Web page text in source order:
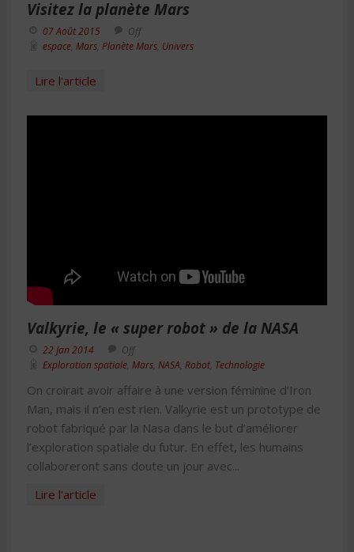
Visitez la planète Mars
07 Août 2015
Off
espace Mars Planète Mars Univers
Lire l'article
Valkyrie, le « super robot » de la NASA
22 Jan 2014
Off
Exploration spatiale Mars NASA Robot Technologie
On croirait avoir affaire à une version féminine d’Iron
Man, mais il n’en est rien. Valkyrie est un prototype de
robot fabriqué par la Nasa dans le but d’améliorer
l’exploration spatiale du futur. En effet, les humains
collaboreront sans doute un jour avec...
Lire l'article